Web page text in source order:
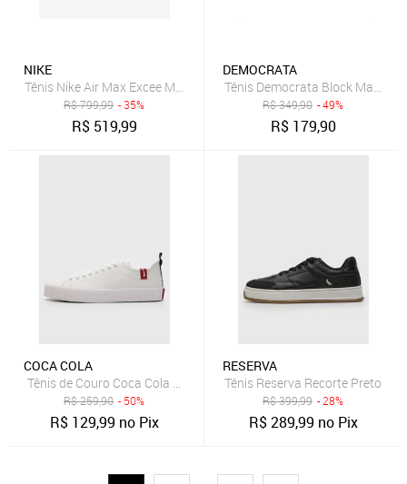
NIKE
Tênis Nike Air Max Excee Masculino
R$799,99 - 35%
R$ 519,99
DEMOCRATA
Tênis Democrata Block
R$349,90 - 49%
R$ 179,90
COCA COLA
Tênis de Couro Coca Cola Houston Leather Off-White
R$259,90 - 50%
R$ 129,99 no Pix
RESERVA
Tênis Reserva Recorte Preto
R$399,99 - 28%
R$289,99 no Pix